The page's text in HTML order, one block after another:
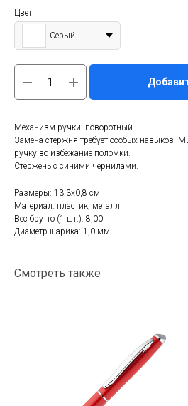
Цвет
Серый
Механизм ручки: поворотный.
Замена стержня требует особых навыков.
ручку во избежание поломки.
Стержень с синими чернилами.
Размеры: 13,3х0,8 см
Материал: пластик, металл
Вес брутто (1 шт.): 8,00 г
Диаметр шарика: 1,0 мм
Смотреть также